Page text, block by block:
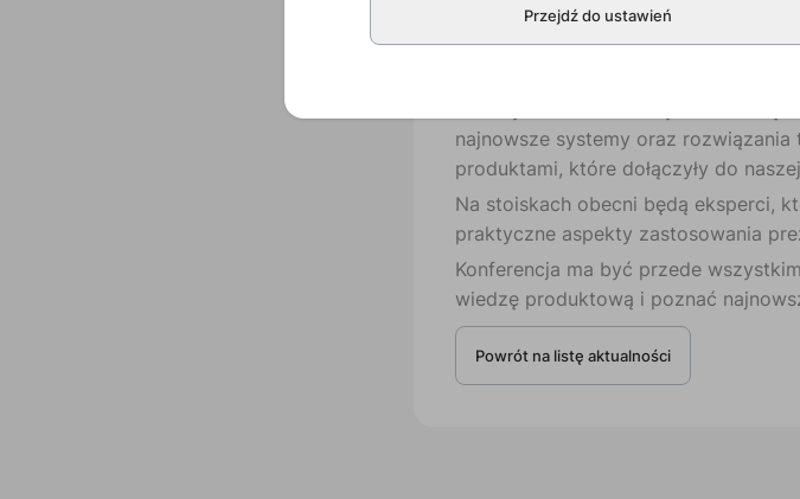
Wiemy jak dynamicznie rozwija się
skutecznie poruszać się w tym
Głównym elementem wydarzenia
najnowsze systemy oraz
produktami, które dołączyły do
Na stoiskach obecni będą eksperci,
praktyczne aspekty zastosowania
Konferencja ma być przede
wiedzę produktową i poznać
Powrót na listę aktualności
Przejdź do ustawień